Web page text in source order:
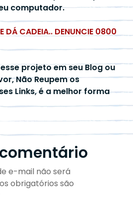
computador.
DÁ CADEIA.. DENUNCIE 0800
projeto em seu Blog ou
Não Reupem os
Links, é a melhor forma
e-mail não será
obrigatórios são